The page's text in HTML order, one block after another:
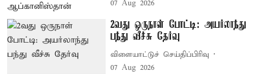
07 Aug 2026
2வது ஒருநாள் போட்டி: அயர்லாந்து
பந்து வீச்சு தேர்வு
விளையாட்டுச் செய்திப்பிரிவு
07 Aug 2026